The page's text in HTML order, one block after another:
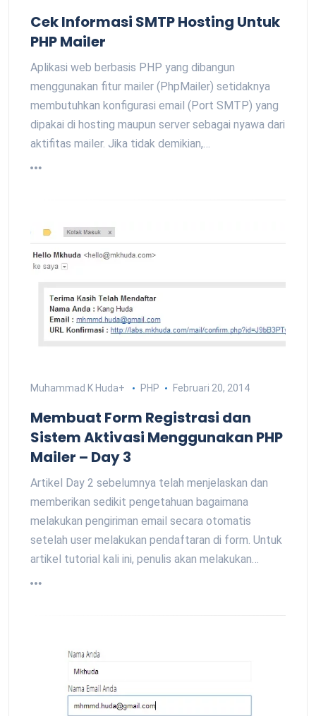
Cek Informasi SMTP Hosting Untuk
PHP Mailer
Aplikasi web berbasis PHP yang dibangun
menggunakan fitur mailer (PhpMailer) setidaknya
membutuhkan konfigurasi email (Port SMTP) yang
dipakai di hosting maupun server sebagai nyawa dari
aktifitas mailer. Jika tidak demikian,…
Muhammad K Huda+ PHP Februari 20, 2014
Membuat Form Registrasi dan
Sistem Aktivasi Menggunakan PHP
Mailer – Day 3
Artikel Day 2 sebelumnya telah menjelaskan dan
memberikan sedikit pengetahuan bagaimana
melakukan pengiriman email secara otomatis
setelah user melakukan pendaftaran di form. Untuk
artikel tutorial kali ini, penulis akan melakukan…